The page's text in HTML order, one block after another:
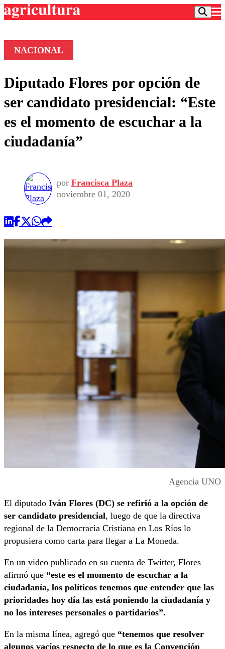
Frecuencias
Agricultura TV
Deportes
Colo Colo
Motor
Torneo Internacional
Torneo Nacional
Entretención
Noticias
Internacional
Nacional
Vida Social
Programas
Comercial
NACIONAL
Diputado Flores por opción de
ser candidato presidencial: “Este
es el momento de escuchar a la
ciudadanía”
por Francisca Plaza
noviembre 01, 2020
Agencia UNO
El diputado Iván Flores (DC) se refirió a la opción de
ser candidato presidencial, luego de que la directiva
regional de la Democracia Cristiana en Los Ríos lo
propusiera como carta para llegar a La Moneda.
En un video publicado en su cuenta de Twitter, Flores
afirmó que “este es el momento de escuchar a la
ciudadanía, los políticos tenemos que entender que las
prioridades hoy día las está poniendo la ciudadanía y
no los intereses personales o partidarios”.
En la misma línea, agregó que “tenemos que resolver
algunos vacíos respecto de lo que es la Convención